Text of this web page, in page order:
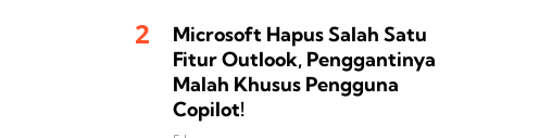
Microsoft Hapus Salah Satu
Fitur Outlook, Penggantinya
Malah Khusus Pengguna
Copilot!